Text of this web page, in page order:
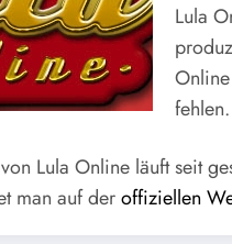
Lula
fehlen.
Lula Online läuft seit
man auf deroffiziellen